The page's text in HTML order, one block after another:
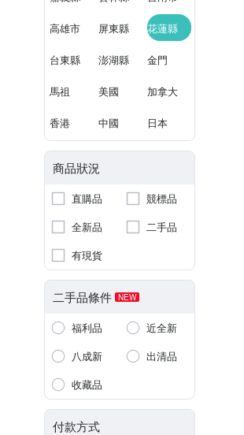
高雄市 屏東縣 花蓮縣
台東縣 澎湖縣 金門
馬祖 美國 加拿大
香港 中國 日本
商品狀況
直購品
競標品
全新品
二手品
有現貨
二手品條件 NEW
福利品
近全新
八成新
出清品
收藏品
付款方式